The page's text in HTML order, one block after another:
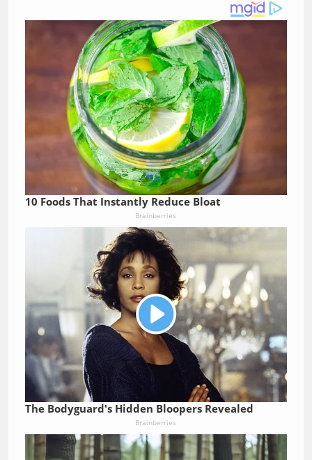
10 Foods That Instantly Reduce Bloat
Brainberries
The Bodyguard's Hidden Bloopers Revealed
Brainberries